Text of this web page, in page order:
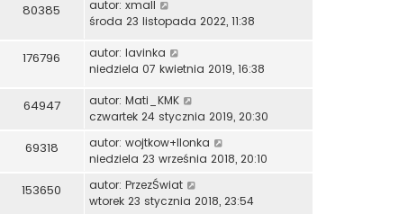
o
80385 autor: xmall
środa 23 listopada 2022, 11:38
176796 autor: lavinka
niedziela 07 kwietnia 2019, 16:38
64947 autor: Mati_KMK
czwartek 24 stycznia 2019, 20:30
69318 autor: wojtkow+Ilonka
niedziela 23 września 2018, 20:10
153650 autor: PrzezŚwiat
wtorek 23 stycznia 2018, 23:54